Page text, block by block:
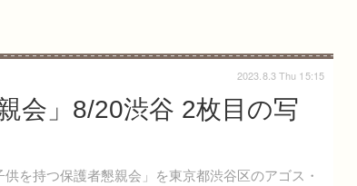
会」8/20渋谷 2枚目の写
を持つ保護者懇親会」を東京都渋谷区のアゴス・
2023.8.3 Thu 15:15